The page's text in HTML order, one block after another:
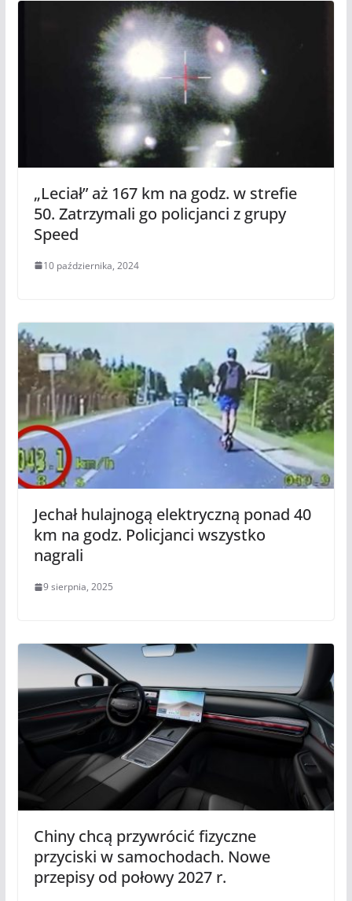
„Leciał” aż 167 km na godz. w strefie
50. Zatrzymali go policjanci z grupy
Speed
10 października, 2024
Jechał hulajnogą elektryczną ponad 40
km na godz. Policjanci wszystko
nagrali
9 sierpnia, 2025
Chiny chcą przywrócić fizyczne
przyciski w samochodach. Nowe
przepisy od połowy 2027 r.